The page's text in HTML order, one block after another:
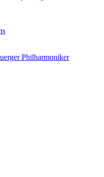
Philharmoniker